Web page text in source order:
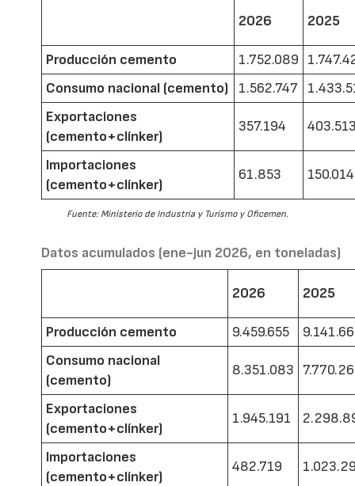
2026 2025
Producción cemento 1.752.089
Consumo nacional (cemento)
1.562.747
Exportaciones
(cemento+clínker)
357.194
Importaciones
(cemento+clínker)
61.853 150.014
Fuente: Ministerio de Industria y Turismo y Oficemen.
Datos acumulados (ene-jun 2026, en toneladas)
2026 2025
Producción cemento 9.459.655
Consumo nacional
(cemento)
8.351.083
Exportaciones
(cemento+clínker)
1.945.191
Importaciones
(cemento+clínker)
482.719